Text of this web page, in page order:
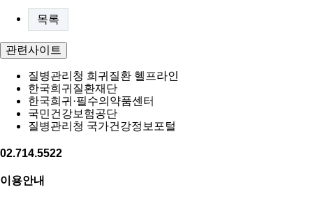
목록
관련사이트
질병관리청 희귀질환 헬프라인
한국희귀질환재단
한국희귀·필수의약품센터
국민건강보험공단
질병관리청 국가건강정보포털
02.714.5522
이용안내